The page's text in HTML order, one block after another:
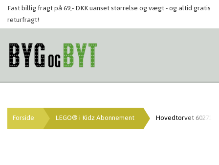
Fast billig fragt på 69,- DKK uanset størrelse og vægt - og altid gratis
returfragt!
Forside LEGO® i Kidz Abonnement Hovedtorvet 60271